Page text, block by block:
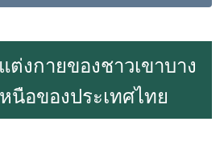
งกายของชาวเขาบาง
นือของประเทศไทย